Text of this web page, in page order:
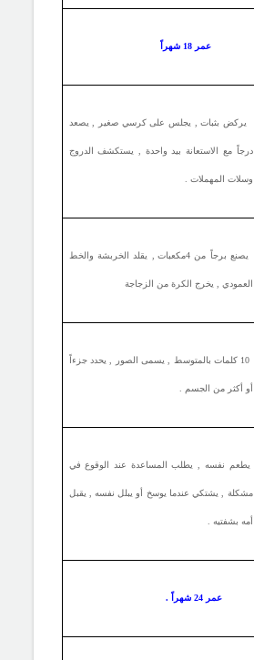
عمر 18 شهراً
يركض بثبات , يجلس على كرسي صغير , يصعد
درجاً مع الاستعانة بيد واحدة , يستكشف الدروج
وسلات المهملات .
يصنع برجاً من 4مكعبات , يقلد الخربشة والخط
العمودي , يخرج الكرة من الزجاجة
10 كلمات بالمتوسط , يسمى الصور , يحدد جزءاً
أو أكثر من الجسم .
يطعم نفسه , يطلب المساعدة عند الوقوع في
مشكلة , يشتكي عندما يوسخ أو يبلل نفسه , يقبل
أمه بشفتيه .
عمر 24 شهراً .